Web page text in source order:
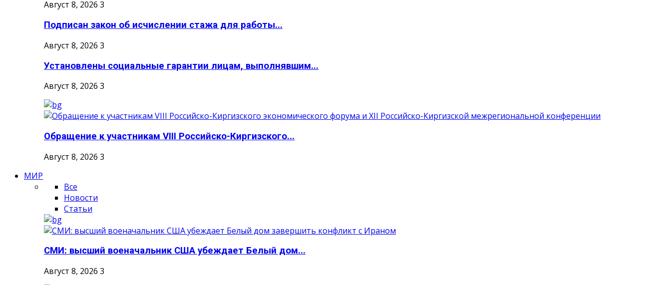
Август 8, 2026 3
Подписан закон об исчислении стажа для работы...
Август 8, 2026 3
Установлены социальные гарантии лицам, выполнявшим...
Август 8, 2026 3
Обращение к участникам VIII Российско-Киргизского...
Август 8, 2026 3
МИР
Все
Новости
Статьи
СМИ: высший военачальник США убеждает Белый дом...
Август 8, 2026 3